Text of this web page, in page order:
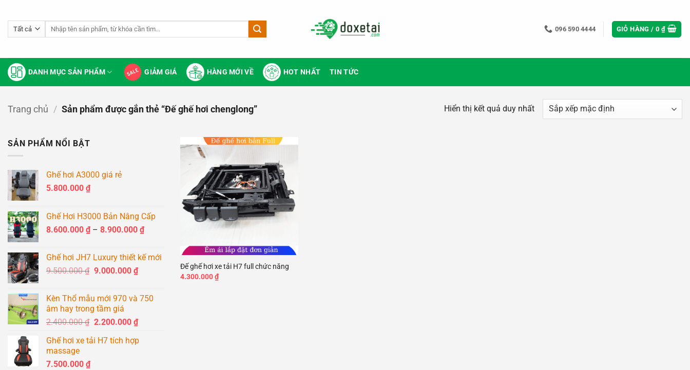
qua
096 590 4444 GIỎ HÀNG / 0 ₫
DANH MỤC SẢN PHẨM GIẢM GIÁ HÀNG MỚI VỀ HOT NHẤT TIN TỨC
Trang chủ / Sản phẩm được gắn thẻ “Đế ghế hơi chenglong” Hiển thị kết quả duy nhất
SẢN PHẨM NỔI BẬT
Ghế hơi A3000 giá rẻ
5.800.000 ₫
Ghế Hơi H3000 Bản Nâng Cấp
8.600.000 ₫ – 8.900.000 ₫Khoảng
8.600.000 ₫
Ghế hơi JH7 Luxury thiết kế mới
9.500.000₫ Giá
9.500.000 ₫.
9.000.000 ₫Giá
là:
Kèn Thổ mẫu mới 970 và 750
âm hay trong tầm giá
2.400.000₫ Giá
là:
2.200.000 ₫Giá
tại
Ghế hơi xe tải H7 tích hợp
massage
7.500.000 ₫
Add to
wishlist
+
Đế ghế hơi xe tải H7 full chức năng
4.300.000₫